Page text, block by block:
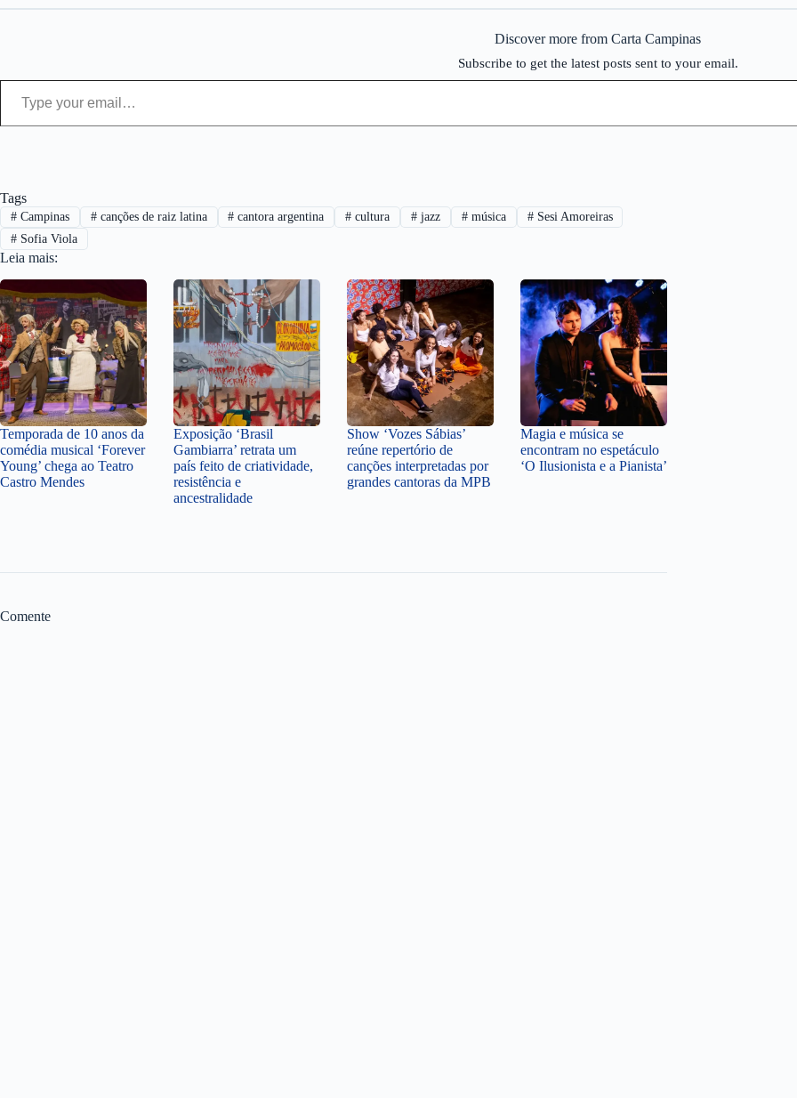
Discover more from Carta Campinas
Subscribe to get the latest posts sent to your email.
Type your email…
Tags
#Campinas #canções de raiz latina # cantora argentina # cultura # jazz #música #Sesi Amoreiras
#Sofia Viola
Leia mais:
Temporada de 10 anos da
comédia musical ‘Forever
Young’ chega ao Teatro
Castro Mendes
Exposição ‘Brasil
Gambiarra’ retrata um
país feito de criatividade,
resistência e
ancestralidade
Show ‘Vozes Sábias’
reúne repertório de
canções interpretadas por
grandes cantoras da MPB
Magia e música se
encontram no espetáculo
‘O Ilusionista e a Pianista’
Comente